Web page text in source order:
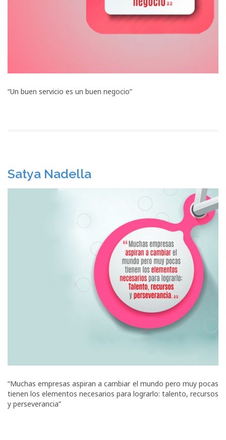
“Un buen servicio es un buen negocio”
Satya Nadella
“Muchas empresas aspiran a cambiar el mundo pero muy pocas
tienen los elementos necesarios para lograrlo: talento, recursos
y perseverancia”